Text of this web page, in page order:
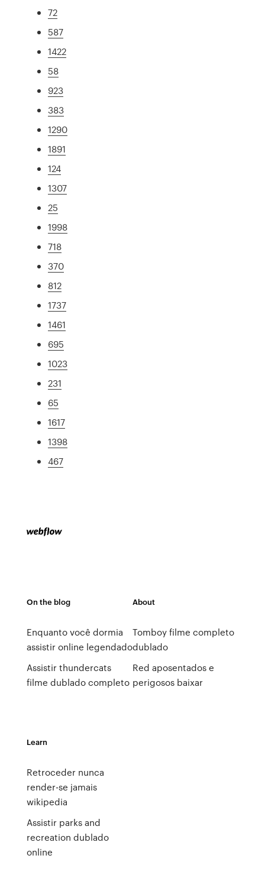
72
587
1422
58
923
383
1290
1891
124
1307
25
1998
718
370
812
1737
1461
695
1023
231
65
1617
1398
467
On the blog
Enquanto você dormia
assistir online legendado
Assistir thundercats
filme dublado completo
About
Tomboy filme completo
dublado
Red aposentados e
perigosos baixar
Learn
Retroceder nunca
render-se jamais
wikipedia
Assistir parks and
recreation dublado
online